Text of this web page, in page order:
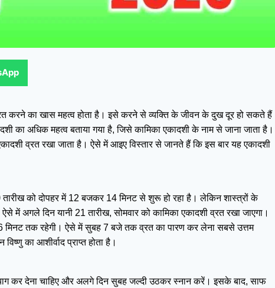
करने का खास महत्व होता है। इसे करने से व्यक्ति के जीवन के दुख दूर हो सकते हैं
का अधिक महत्व बताया गया है, जिसे कामिका एकादशी के नाम से जाना जाता है।
व्रत रखा जाता है। ऐसे में आइए विस्तार से जानते हैं कि इस बार यह एकादशी
को दोपहर में 12 बजकर 14 मिनट से शुरू हो रहा है। लेकिन शास्त्रों के
में अगले दिन यानी 21 तारीख, सोमवार को कामिका एकादशी व्रत रखा जाएगा।
6 मिनट तक रहेगी। ऐसे में सुबह 7 बजे तक व्रत का पारण कर लेना सबसे उत्तम
का आशीर्वाद प्राप्त होता है।
कर देना चाहिए और अलगे दिन सुबह जल्दी उठकर स्नान करें। इसके बाद, साफ